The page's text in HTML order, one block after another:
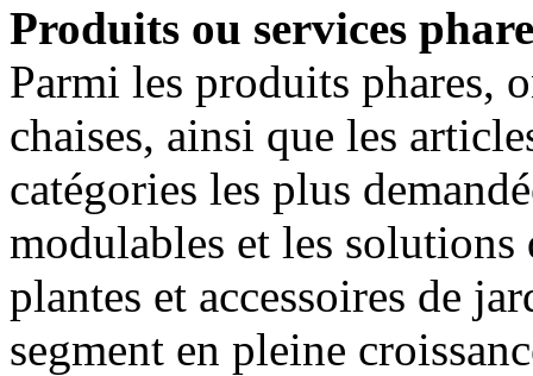
Produits ou services
Parmi les produits phares,
chaises, ainsi que les
catégories les plus
modulables et les solutions
plantes et accessoires de
segment en pleine